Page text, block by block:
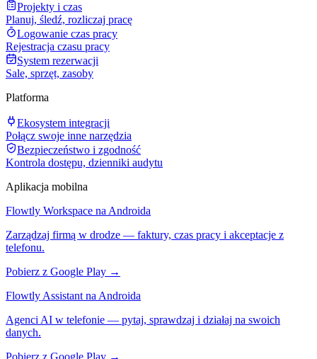
Projekty i czas
Planuj, śledź, rozliczaj pracę
Logowanie czas pracy
Rejestracja czasu pracy
System rezerwacji
Sale, sprzęt, zasoby
Platforma
Ekosystem integracji
Połącz swoje inne narzędzia
Bezpieczeństwo i zgodność
Kontrola dostępu, dzienniki audytu
Aplikacja mobilna
Flowtly Workspace na Androida
Zarządzaj firmą w drodze — faktury, czas pracy i akceptacje z
telefonu.
Pobierz z Google Play →
Flowtly Assistant na Androida
Agenci AI w telefonie — pytaj, sprawdzaj i działaj na swoich
danych.